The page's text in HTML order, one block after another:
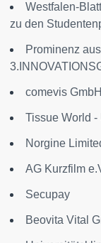
Westfalen-
zu den
Prominenz
comevis
Tissue World -
Norgine
AG Kurzfilm
Secupay
Beovita Vital